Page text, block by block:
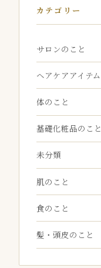
カテゴリー
サロンのこと
ヘアケアアイテム
体のこと
基礎化粧品のこと
未分類
肌のこと
食のこと
髪・頭皮のこと